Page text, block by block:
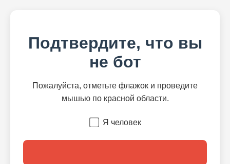
Подтвердите, что вы
не бот
Пожалуйста, отметьте флажок и проведите
мышью по красной области.
Я человек